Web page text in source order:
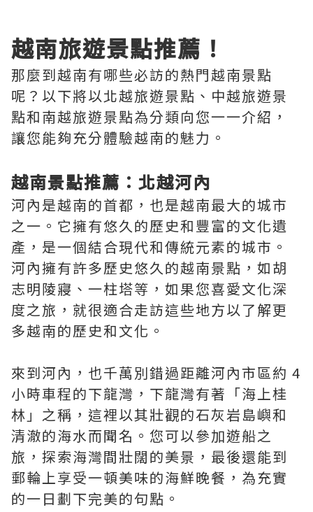
越南旅遊景點推薦！
那麼到越南有哪些必訪的熱門越南景點
呢？以下將以北越旅遊景點、中越旅遊景
點和南越旅遊景點為分類向您一一介紹，
讓您能夠充分體驗越南的魅力。
越南景點推薦：北越河內
河內是越南的首都，也是越南最大的城市
之一。它擁有悠久的歷史和豐富的文化遺
產，是一個結合現代和傳統元素的城市。
河內擁有許多歷史悠久的越南景點，如胡
志明陵寢、一柱塔等，如果您喜愛文化深
度之旅，就很適合走訪這些地方以了解更
多越南的歷史和文化。
來到河內，也千萬別錯過距離河內市區約 4
小時車程的下龍灣，下龍灣有著「海上桂
林」之稱，這裡以其壯觀的石灰岩島嶼和
清澈的海水而聞名。您可以參加遊船之
旅，探索海灣間壯闊的美景，最後還能到
郵輪上享受一頓美味的海鮮晚餐，為充實
的一日劃下完美的句點。